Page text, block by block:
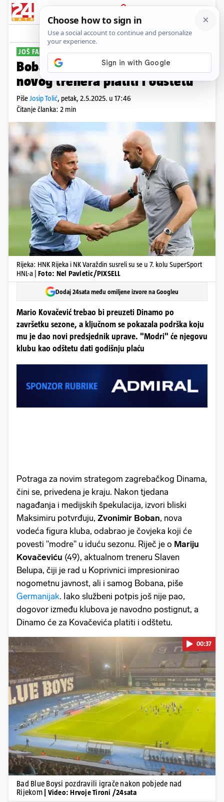
PRIJAVA
Sport Komentari
JOŠ FALI POTPIS
Boban prelomio: Dinamo će za
novog trenera platiti i odštetu
PišeJosip Tolić, petak, 2.5.2025. u 17:46
Čitanje članka: 2 min
Rijeka: HNK Rijeka i NK Varaždin susreli su se u 7. kolu SuperSport
HNL-a | Foto: Nel Pavletic/PIXSELL
Dodaj 24sata među omiljene izvore na Googleu
Mario Kovačević trebao bi preuzeti Dinamo po
završetku sezone, a ključnom se pokazala podrška koju
mu je dao novi predsjednik uprave. "Modri" će njegovu
klubu kao odštetu dati godišnju plaću
Potraga za novim strategom zagrebačkog Dinama,
čini se, privedena je kraju. Nakon tjedana
nagađanja i medijskih špekulacija, izvori bliski
Maksimiru potvrđuju, Zvonimir Boban, nova
vodeća figura kluba, odabrao je čovjeka koji će
povesti "modre" u iduću sezonu. Riječ je o Mariju
Kovačeviću (49), aktualnom treneru Slaven
Belupa, čiji je rad u Koprivnici impresionirao
nogometnu javnost, ali i samog Bobana, piše
Germanijak. Iako službeni potpis još nije pao,
dogovor između klubova je navodno postignut, a
Dinamo će za Kovačevića platiti i odštetu.
Pokretanje videa...
00:37
Bad Blue Boysi pozdravili igrače nakon pobjede nad
Rijekom
| Video: Hrvoje Tironi /24sata